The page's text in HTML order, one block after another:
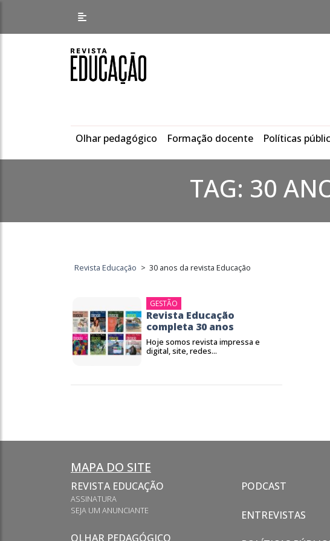
Olhar pedagógico Formação docente Políticas
TAG: 30
Revista Educação > 30 anos da revista Educação
GESTÃO
Revista Educação
completa 30 anos
Hoje somos revista impressa e
digital, site, redes...
MAPA DO SITE
REVISTA EDUCAÇÃO
ASSINATURA
SEJA UM ANUNCIANTE
OLHAR PEDAGÓGICO
PODCAST
ENTREVISTAS